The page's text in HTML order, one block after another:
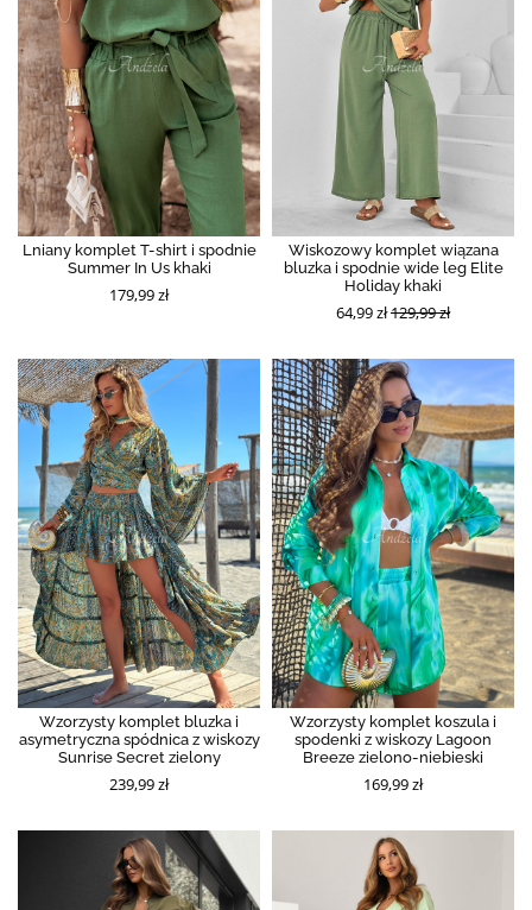
Lniany komplet T-shirt i spodnie
Summer In Us khaki
179,99 zł
Wiskozowy komplet wiązana
bluzka i spodnie wide leg Elite
Holiday khaki
64,99 zł129,99 zł
Wzorzysty komplet bluzka i
asymetryczna spódnica z wiskozy
Sunrise Secret zielony
239,99 zł
Wzorzysty komplet koszula i
spodenki z wiskozy Lagoon
Breeze zielono-niebieski
169,99 zł